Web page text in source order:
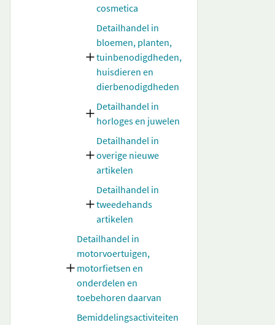
cosmetica
Detailhandel in
bloemen, planten,
tuinbenodigdheden,
huisdieren en
dierbenodigdheden
Detailhandel in
horloges en juwelen
Detailhandel in
overige nieuwe
artikelen
Detailhandel in
tweedehands
artikelen
Detailhandel in
motorvoertuigen,
motorfietsen en
onderdelen en
toebehoren daarvan
Bemiddelingsactiviteiten